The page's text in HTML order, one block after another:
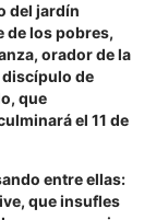
del jardín
de los pobres,
orador de la
de
que
el 11 de
entre ellas:
que insufles